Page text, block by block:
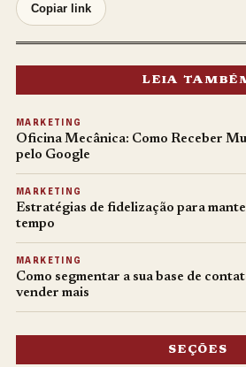
Copiar link
LEIA
MARKETING
Oficina Mecânica: Como Receber
pelo Google
MARKETING
Estratégias de fidelização para
tempo
MARKETING
Como segmentar a sua base de
vender mais
SEÇÕES